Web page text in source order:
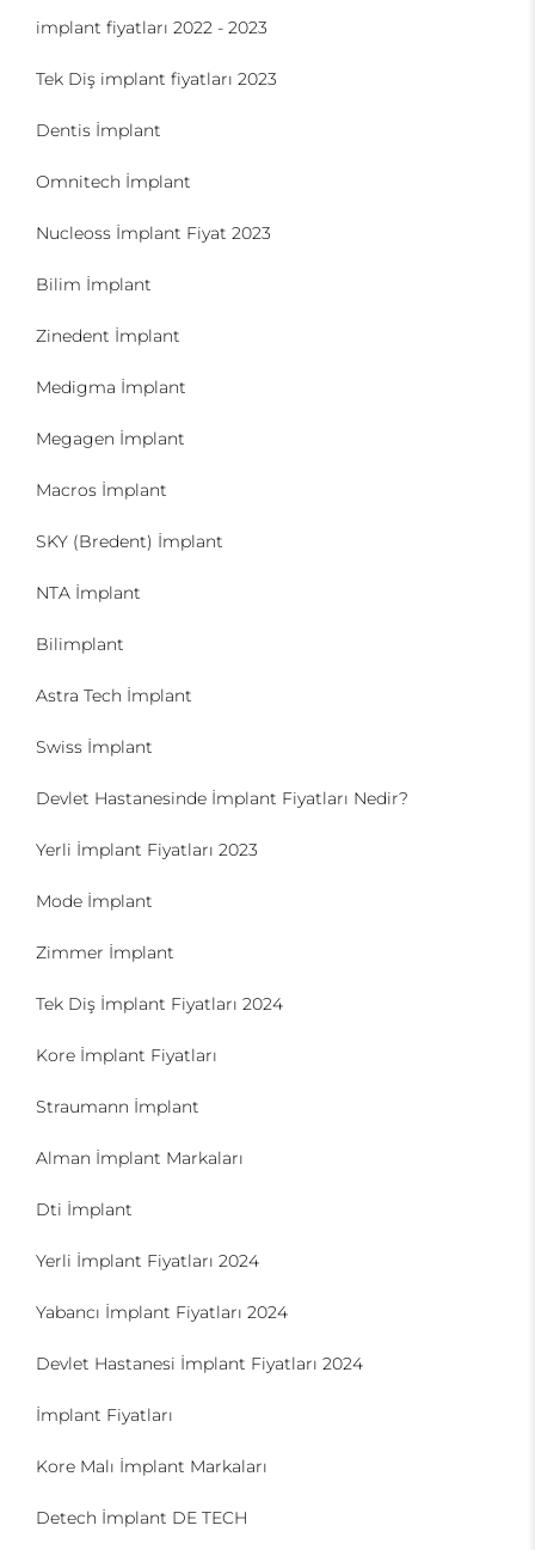
implant fiyatları 2022 - 2023
Tek Diş implant fiyatları 2023
Dentis İmplant
Omnitech İmplant
Nucleoss İmplant Fiyat 2023
Bilim İmplant
Zinedent İmplant
Medigma İmplant
Megagen İmplant
Macros İmplant
SKY (Bredent) İmplant
NTA İmplant
Bilimplant
Astra Tech İmplant
Swiss İmplant
Devlet Hastanesinde İmplant Fiyatları Nedir?
Yerli İmplant Fiyatları 2023
Mode İmplant
Zimmer İmplant
Tek Diş İmplant Fiyatları 2024
Kore İmplant Fiyatları
Straumann İmplant
Alman İmplant Markaları
Dti İmplant
Yerli İmplant Fiyatları 2024
Yabancı İmplant Fiyatları 2024
Devlet Hastanesi İmplant Fiyatları 2024
İmplant Fiyatları
Kore Malı İmplant Markaları
Detech İmplant DE TECH